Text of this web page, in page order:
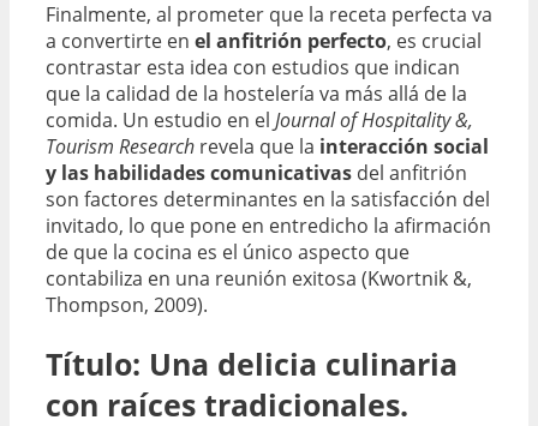
Finalmente, al prometer que la receta perfecta va
a convertirte en el anfitrión perfecto, es crucial
contrastar esta idea con estudios que indican
que la calidad de la hostelería va más allá de la
comida. Un estudio en el Journal of Hospitality &,
Tourism Research revela que la interacción social
y las habilidades comunicativas del anfitrión
son factores determinantes en la satisfacción del
invitado, lo que pone en entredicho la afirmación
de que la cocina es el único aspecto que
contabiliza en una reunión exitosa (Kwortnik &,
Thompson, 2009).
Título: Una delicia culinaria
con raíces tradicionales.